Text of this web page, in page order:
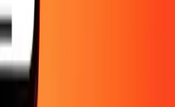
en
affilié
cookies
fraude